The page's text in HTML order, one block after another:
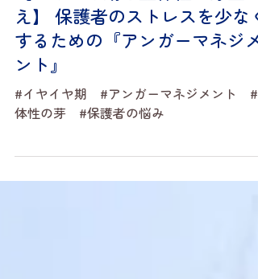
5月25日
発達・発育
【イヤイヤ期は主体性の芽生
え】 保護者のストレスを少なく
ント』